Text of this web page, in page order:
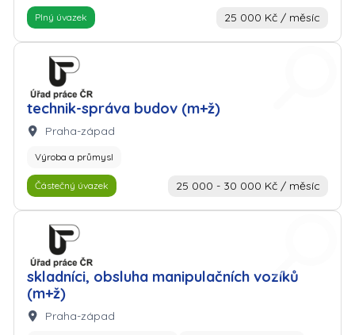
Plný úvazek 25 000 Kč / měsíc
technik-správa budov (m+ž)
Zaměstnavatel: Úřad práce
Lokalita:
Praha-západ
Výroba a průmysl
Částečný úvazek 25 000 - 30 000 Kč / měsíc
skladníci, obsluha manipulačních vozíků
(m+ž)
Zaměstnavatel: Úřad práce
Lokalita:
Praha-západ